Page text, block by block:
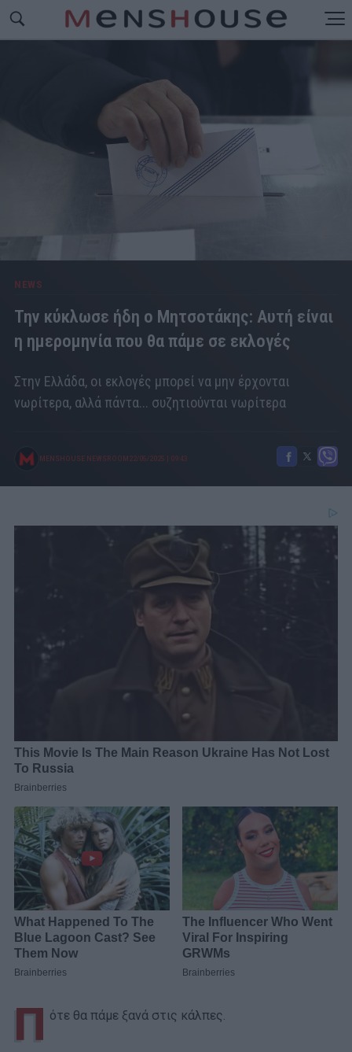
NEWS
Την κύκλωσε ήδη ο Μητσοτάκης: Αυτή είναι
η ημερομηνία που θα πάμε σε εκλογές
Στην Ελλάδα, οι εκλογές μπορεί να μην έρχονται
νωρίτερα, αλλά πάντα... συζητιούνται νωρίτερα
MENSHOUSE NEWSROOM 22/05/2025 09:43
Π ότε θα πάμε ξανά στις κάλπες.